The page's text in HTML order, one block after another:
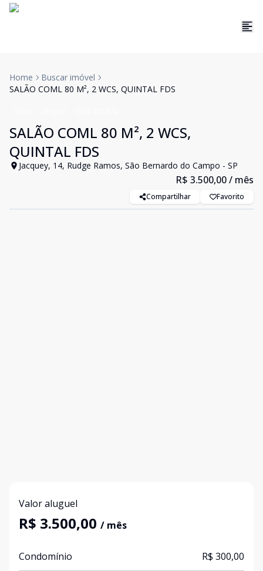
Home
Buscar imóvel
SALÃO COML 80 M², 2 WCS, QUINTAL FDS
SALÃO COML 80 M², 2 WCS,
QUINTAL FDS
Jacquey, 14, Rudge Ramos, São Bernardo do Campo - SP
R$ 3.500,00/ mês
Compartilhar Favorito
Valor aluguel
R$ 3.500,00 / mês
Condomínio R$ 300,00